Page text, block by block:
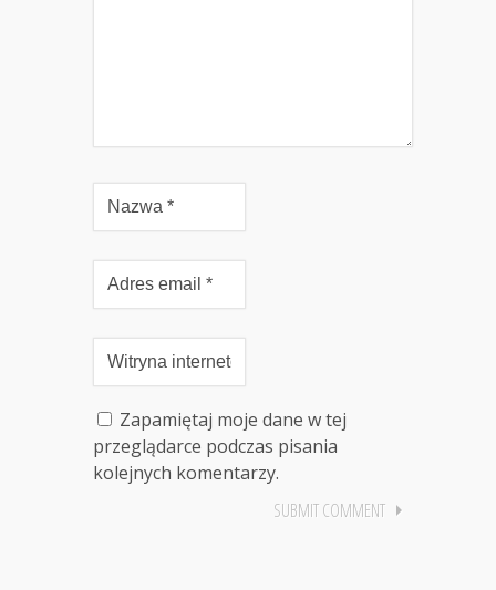
Zapamiętaj moje dane w tej
przeglądarce podczas pisania
kolejnych komentarzy.